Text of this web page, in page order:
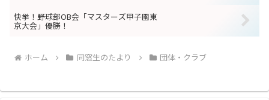
快挙！野球部OB会「マスターズ甲子園東
京大会」優勝！
ホーム 同窓生のたより 団体・クラブ